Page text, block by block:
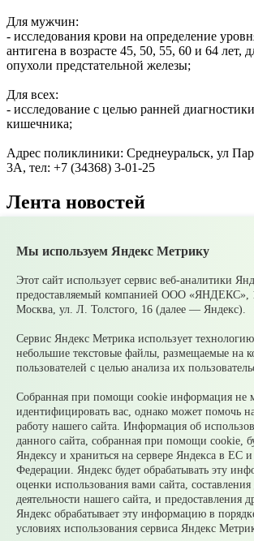
Для мужчин:
- исследования крови на определение
антигена в возрасте 45, 50, 55, 60 и 64 лет,
опухоли предстательной железы;
Для всех:
- исследование с целью ранней
кишечника;
Адрес поликлиники: Среднеуральск, ул
3А, тел: +7 (34368) 3-01-25
Лента новостей
Молодежной биржи труда – 2026!
07 августаОжидаются сильные ливни
05 августаСупруги могут получать
05 августаНалоги на имущество
контролировать счета и избежать
взыскания
удобнее с помощью онлайн –
05 августаГроза приближается: как
своих близких?
Мы используем Яндекс Метрику
Этот сайт использует сервис веб-аналитики
предоставляемый компанией ООО «ЯНДЕКС»,
Москва, ул. Л. Толстого, 16 (далее — Яндекс).
Сервис Яндекс Метрика использует
небольшие текстовые файлы, размещаемые на
пользователей с целью анализа их
Собранная при помощи cookie информация не
идентифицировать вас, однако может помочь
работу нашего сайта. Информация об
данного сайта, собранная при помощи cookie,
Яндексу и храниться на сервере Яндекса в ЕС
Федерации. Яндекс будет обрабатывать эту
оценки использования вами сайта, составления
деятельности нашего сайта, и предоставления
Яндекс обрабатывает эту информацию в
условиях использования сервиса Яндекс
© 2026 Официальный сайт
Среднеуральск Свердловской области
Карта сайта Архив
Ваше сообщение отправлено